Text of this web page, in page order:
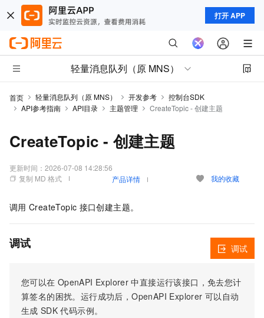
打开 APP
轻量消息队列（原 MNS）
首页 轻量消息队列（原 MNS） 开发参考
控制台SDK
API参考指南
API目录 主题管理 CreateTopic - 创建主题
CreateTopic - 创建主题
更新时间： 2026-07-08 14:28:56
复制 MD 格式
产品详情 我的收藏
调用 CreateTopic 接口创建主题。
调试
您可以在 OpenAPI Explorer 中直接运行该接口，免去您计
算签名的困扰。运行成功后，OpenAPI Explorer 可以自动
生成 SDK 代码示例。
调试